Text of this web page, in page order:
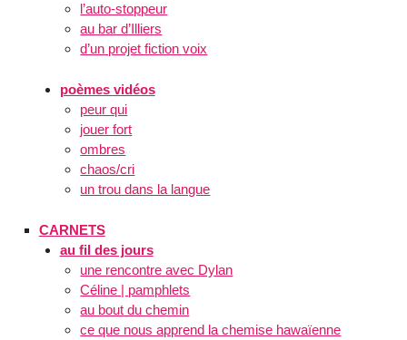
l’auto-stoppeur
au bar d’Illiers
d’un projet fiction voix
poèmes vidéos
peur qui
jouer fort
ombres
chaos/cri
un trou dans la langue
CARNETS
au fil des jours
une rencontre avec Dylan
Céline | pamphlets
au bout du chemin
ce que nous apprend la chemise hawaïenne